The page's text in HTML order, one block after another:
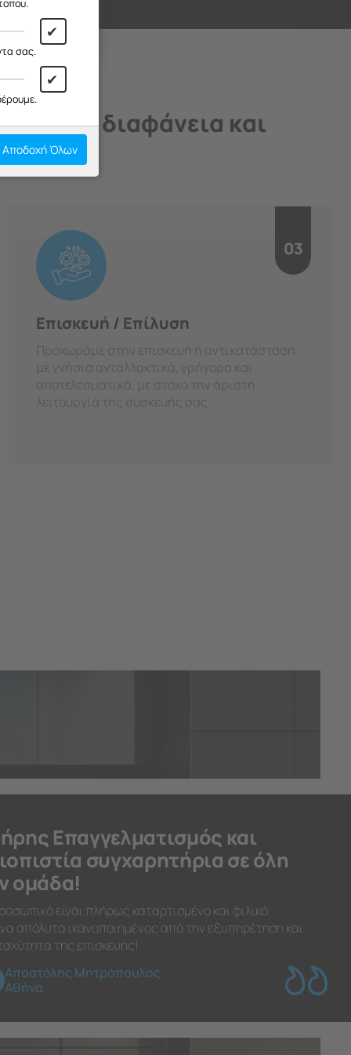
με διαφάνεια και
03
Επισκευή / Επίλυση
Προχωράμε στην επισκευή ή αντικατάσταση
με γνήσια ανταλλακτικά, γρήγορα και
αποτελεσματικά, με στόχο την άριστη
λειτουργία της συσκευής σας.
Επαγγελματισμός και
συγχαρητήρια σε όλη
ομάδα!
είναι πλήρως καταρτισμένο και φιλικό.
απόλυτα ικανοποιημένος από την εξυπηρέτηση και
της επισκευής!
Αποστόλης Μητρόπουλος
Αθήνα
✔
σας.
✔
Αποδοχή Όλων